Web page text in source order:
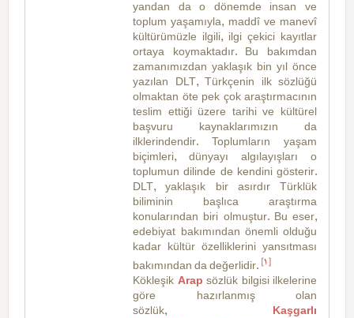
yandan da o dönemde insan ve
toplum yaşamıyla, maddî ve manevî
kültürümüzle ilgili, ilgi çekici kayıtlar
ortaya koymaktadır. Bu bakımdan
zamanımızdan yaklaşık bin yıl önce
yazılan DLT, Türkçenin ilk sözlüğü
olmaktan öte pek çok araştırmacının
teslim ettiği üzere tarihi ve kültürel
başvuru kaynaklarımızın da
ilklerindendir. Toplumların yaşam
biçimleri, dünyayı algılayışları o
toplumun dilinde de kendini gösterir.
DLT, yaklaşık bir asırdır Türklük
biliminin başlıca araştırma
konularından biri olmuştur. Bu eser,
edebiyat bakımından önemli olduğu
kadar kültür özelliklerini yansıtması
bakımından da değerlidir. [1]
Kökleşik Arap sözlük bilgisi ilkelerine
göre hazırlanmış olan
sözlük, Kaşgarlı